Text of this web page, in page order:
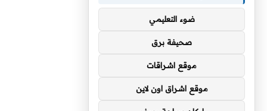
ضوء التعليمي
صحيفة برق
موقع اشراقات
موقع اشراق اون لاين